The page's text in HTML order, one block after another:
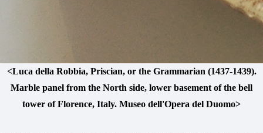
<Luca della Robbia, Priscian, or the Grammarian (1437-1439).
Marble panel from the North side, lower basement of the bell
tower of Florence, Italy. Museo dell'Opera del Duomo>